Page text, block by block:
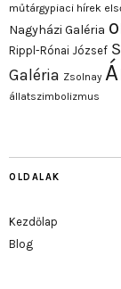
műtárgypiaci hírek
Nagyházi Galéria
Rippl-Rónai József
Galéria Zsolnay
állatszimbolizmus
OLDALAK
Kezdőlap
Blog